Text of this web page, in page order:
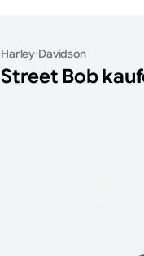
Harley-Davidson
Street Bob